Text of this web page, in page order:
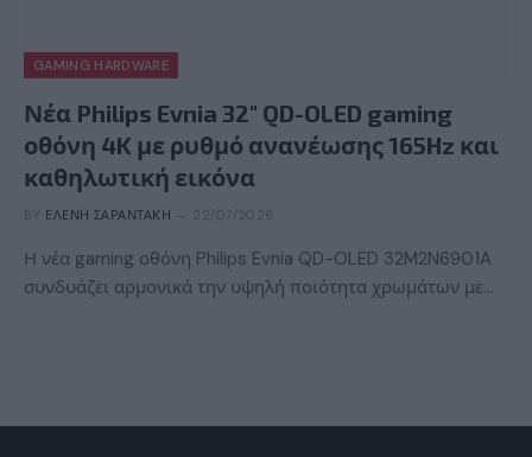
GAMING HARDWARE
Νέα Philips Evnia 32″ QD-OLED gaming
οθόνη 4K με ρυθμό ανανέωσης 165Hz και
καθηλωτική εικόνα
BY ΕΛΈΝΗ ΣΑΡΑΝΤΆΚΗ 22/07/2026
Η νέα gaming οθόνη Philips Evnia QD-OLED 32M2N6901A
συνδυάζει αρμονικά την υψηλή ποιότητα χρωμάτων με…